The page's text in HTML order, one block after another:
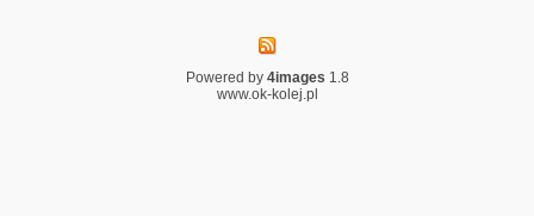
Powered by 4images 1.8
www.ok-kolej.pl